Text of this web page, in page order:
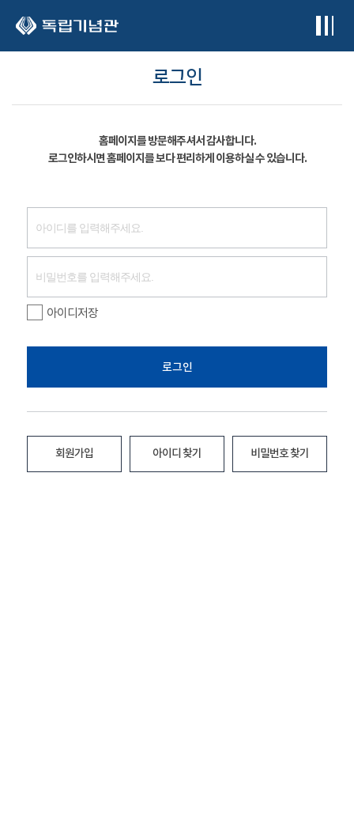
로그인
홈페이지를 방문해주셔서 감사합니다.
로그인하시면 홈페이지를 보다 편리하게 이용하실 수 있습니다.
아이디저장
로그인
회원가입 아이디 찾기 비밀번호 찾기